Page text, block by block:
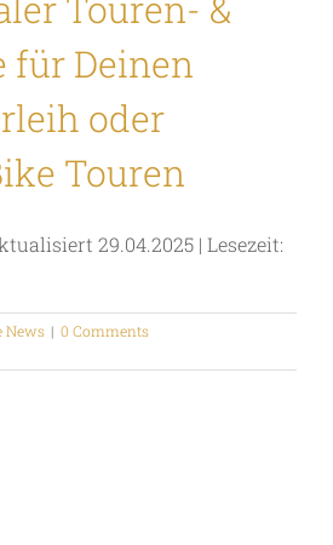
für Deinen
oder
Touren
29.04.2025 | Lesezeit:
News | 0 Comments